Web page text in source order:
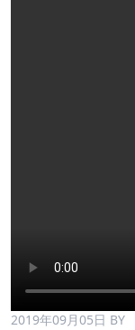
2019年09月05日 BY